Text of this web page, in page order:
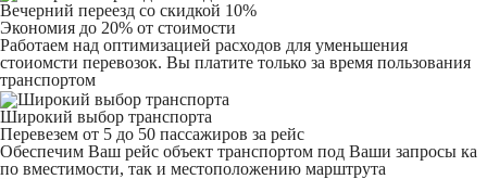
Вечерний переезд со скидкой 10%
Экономия до 20% от стоимости
Работаем над оптимизацией расходов для уменьшения
стоиомсти перевозок. Вы платите только за время пользования
транспортом
Широкий выбор транспорта
Перевезем от 5 до 50 пассажиров за рейс
Обеспечим Ваш рейс объект транспортом под Ваши запросы ка
по вместимости, так и местоположению марштрута